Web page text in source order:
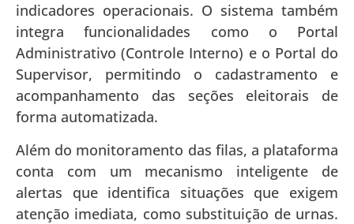
indicadores operacionais. O sistema também
integra funcionalidades como o Portal
Administrativo (Controle Interno) e o Portal do
Supervisor, permitindo o cadastramento e
acompanhamento das seções eleitorais de
forma automatizada.
Além do monitoramento das filas, a plataforma
conta com um mecanismo inteligente de
alertas que identifica situações que exigem
atenção imediata, como substituição de urnas.